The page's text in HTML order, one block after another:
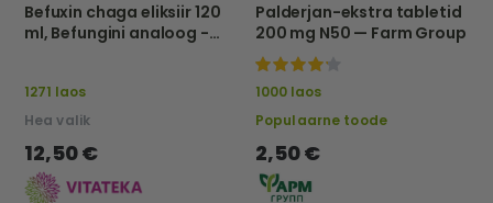
Befuxin chaga eliksiir 120
ml, Befungini analoog -
1271 laos
Hea valik
12,50 €
Palderjan-ekstra tabletid
200 mg N50 — Farm Group
100%
1000 laos
Populaarne toode
2,50 €